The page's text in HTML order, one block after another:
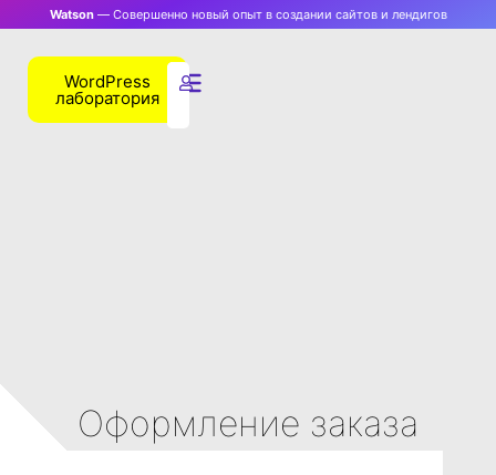
Watson— Совершенно новый опыт в создании сайтов и лендигов
WordPress
лаборатория
Оформление заказа